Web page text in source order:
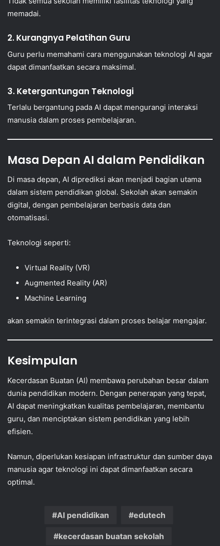
memadai.
2. Kurangnya Pelatihan Guru
Guru perlu memahami cara menggunakan teknologi AI agar
dapat dimanfaatkan secara maksimal.
3. Ketergantungan Teknologi
Terlalu bergantung pada AI dapat mengurangi interaksi
manusia dalam proses pembelajaran.
Masa Depan AI dalam Pendidikan
Di masa depan, AI diprediksi akan menjadi bagian utama
dalam sistem pendidikan global. Sekolah akan semakin
digital, dengan pembelajaran berbasis data dan
otomatisasi.
Teknologi seperti:
Virtual Reality (VR)
Augmented Reality (AR)
Machine Learning
akan semakin terintegrasi dalam proses belajar mengajar.
Kesimpulan
Kecerdasan Buatan (AI) membawa perubahan besar dalam
dunia pendidikan modern. Dengan penerapan yang tepat,
AI dapat meningkatkan kualitas pembelajaran, membantu
guru, dan menciptakan sistem pendidikan yang lebih
efisien.
Namun, diperlukan kesiapan infrastruktur dan sumber daya
manusia agar teknologi ini dapat dimanfaatkan secara
optimal.
AI pendidikan edutech
kecerdasan buatan sekolah